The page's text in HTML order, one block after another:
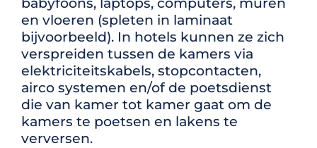
babyfoons, laptops, computers, muren
en vloeren (spleten in laminaat
bijvoorbeeld). In hotels kunnen ze zich
verspreiden tussen de kamers via
elektriciteitskabels, stopcontacten,
airco systemen en/of de poetsdienst
die van kamer tot kamer gaat om de
kamers te poetsen en lakens te
verversen.